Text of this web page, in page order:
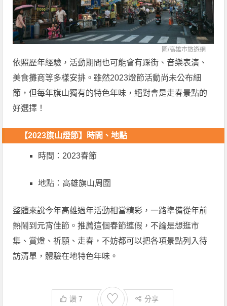
圖/高雄市旅遊網
依照歷年經驗，活動期間也可能會有踩街、音樂表演、
美食攤商等多樣安排。雖然2023燈節活動尚未公布細
節，但每年旗山獨有的特色年味，絕對會是走春景點的
好選擇！
【2023旗山燈節】時間、地點
時間：2023春節
地點：高雄旗山周圍
整體來說今年高雄過年活動相當精彩，一路準備從年前
熱鬧到元宵佳節。推薦這個春節連假，不論是想逛市
集、賞燈、祈願、走春，不妨都可以把各項景點列入待
訪清單，體驗在地特色年味。
讚7 ♡ 分享